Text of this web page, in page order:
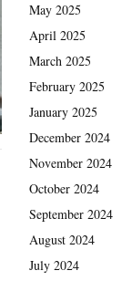
May 2025
April 2025
March 2025
February 2025
January 2025
December 2024
November 2024
October 2024
September 2024
August 2024
July 2024